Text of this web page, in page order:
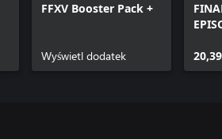
FFXV Booster Pack +
Wyświetl dodatek